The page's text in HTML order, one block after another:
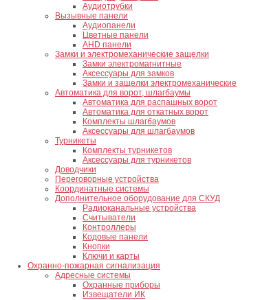
Аудиотрубки
Вызывные панели
Аудиопанели
Цветные панели
AHD панели
Замки и электромеханические защелки
Замки электромагнитные
Аксессуары для замков
Замки и защелки электромеханические
Автоматика для ворот, шлагбаумы
Автоматика для распашных ворот
Автоматика для откатных ворот
Комплекты шлагбаумов
Аксессуары для шлагбаумов
Турникеты
Комплекты турникетов
Аксессуары для турникетов
Доводчики
Переговорные устройства
Координатные системы
Дополнительное оборудование для СКУД
Радиоканальные устройства
Считыватели
Контроллеры
Кодовые панели
Кнопки
Ключи и карты
Охранно-пожарная сигнализация
Адресные системы
Охранные приборы
Извещатели ИК